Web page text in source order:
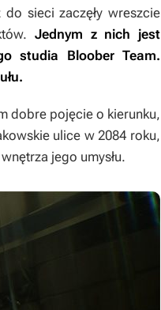
sieci zaczęły wreszcie
Jednym z nich jest
studia Bloober Team.
dobre pojęcie o kierunku,
ulice w 2084 roku,
jego umysłu.